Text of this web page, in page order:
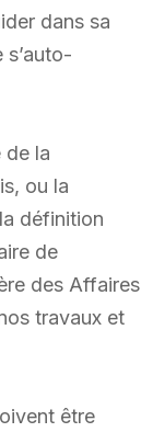
dans sa
de la
ou la
définition
de
des Affaires
travaux et
être